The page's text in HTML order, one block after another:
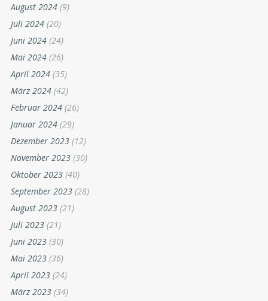
August 2024 (9)
Juli 2024 (20)
Juni 2024 (24)
Mai 2024 (26)
April 2024 (35)
März 2024 (42)
Februar 2024 (26)
Januar 2024 (29)
Dezember 2023 (12)
November 2023 (30)
Oktober 2023 (40)
September 2023 (28)
August 2023 (21)
Juli 2023 (21)
Juni 2023 (30)
Mai 2023 (36)
April 2023 (24)
März 2023 (34)